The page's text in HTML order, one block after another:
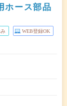
ホース部品
WEB登録OK